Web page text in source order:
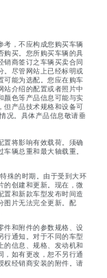
考，不应构成您购买车辆
购买。您所购买车辆的具
商签订之车辆买卖合同
。尽管网站上已经标明或
可能为选配。您应在购车
介绍的配置或者照片中
颜色等产品信息可能与实
但产品技术规格和设备可
况。具体产品信息敬请垂
置将影响有效载荷。须确
辆总重和最大轴载重。
殊的时期。由于受到大环
的创建和更新。现在，微
和新款车型发布时间造
图片无法完全更新。配
件和附件的参数规格、设
通知。对于不同的车型
信息、规格、发动机和
如有更改，恕不另行通
权经销商安装的附件。请